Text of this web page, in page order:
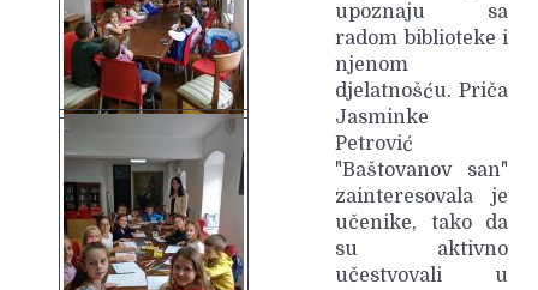
upoznaju sa
radom biblioteke i
njenom
djelatnošću. Priča
Jasminke
Petrović
"Baštovanov san"
zainteresovala je
učenike, tako da
su aktivno
učestvovali u